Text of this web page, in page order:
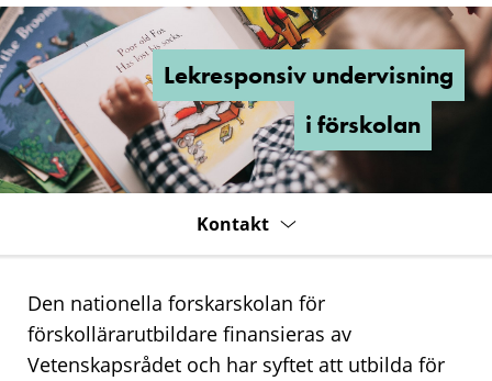
Forskarskola:
Lekresponsiv
undervisning
i
förskolan
Lekresponsiv undervisning
i förskolan
Kontakt
Den nationella forskarskolan för
förskollärarutbildare finansieras av
Vetenskapsrådet och har syftet att utbilda för